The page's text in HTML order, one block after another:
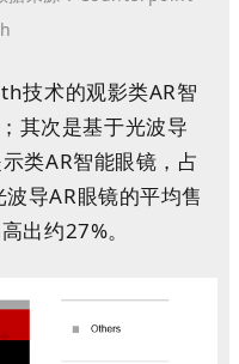
技术的观影类AR智
其次是基于光波导
类AR智能眼镜，占
导AR眼镜的平均售
出约27%。